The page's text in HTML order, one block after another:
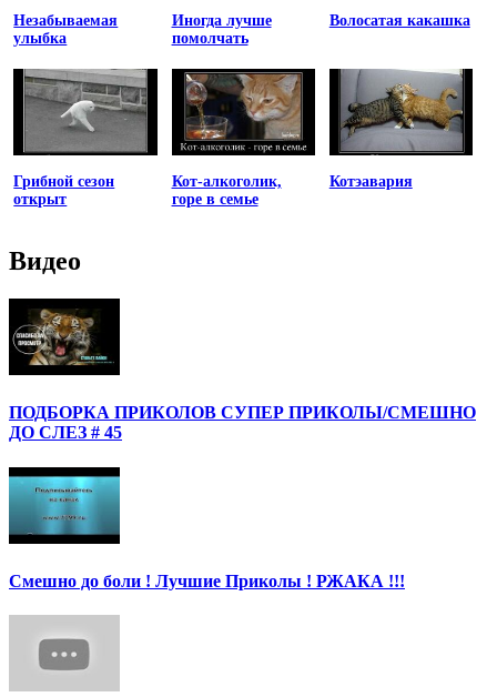
Незабываемая
улыбка
Иногда лучше
помолчать
Волосатая какашка
Грибной сезон
открыт
Кот-алкоголик,
горе в семье
Котэавария
Видео
ПОДБОРКА ПРИКОЛОВ СУПЕР ПРИКОЛЫ/СМЕШНО
ДО СЛЕЗ # 45
Смешно до боли ! Лучшие Приколы ! РЖАКА !!!